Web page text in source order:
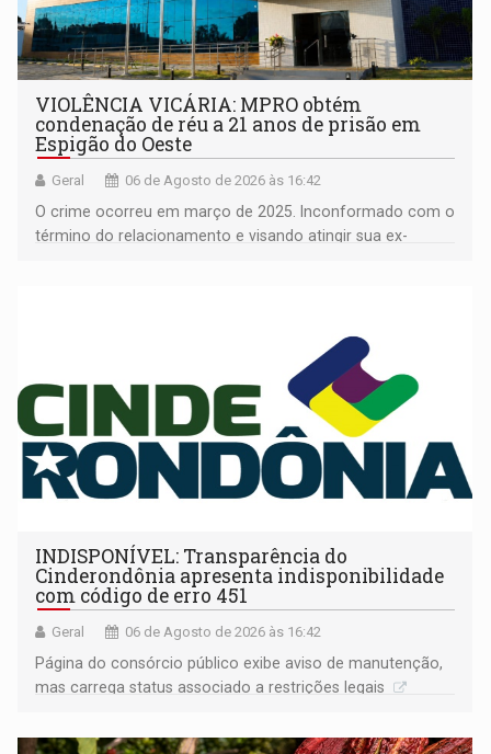
VIOLÊNCIA VICÁRIA: MPRO obtém
condenação de réu a 21 anos de prisão em
Espigão do Oeste
Geral 06 de Agosto de 2026 às 16:42
O crime ocorreu em março de 2025. Inconformado com o
término do relacionamento e visando atingir sua ex-
INDISPONÍVEL: Transparência do
Cinderondônia apresenta indisponibilidade
com código de erro 451
Geral 06 de Agosto de 2026 às 16:42
Página do consórcio público exibe aviso de manutenção,
mas carrega status associado a restrições legais